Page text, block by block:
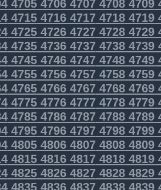
47054706470747084709
47154716471747184719
47254726472747284729
47354736473747384739
47454746474747484749
47554756475747584759
47654766476747684769
47754776477747784779
47854786478747884789
47954796479747984799
48054806480748084809
48154816481748184819
48254826482748284829
48354836483748384839